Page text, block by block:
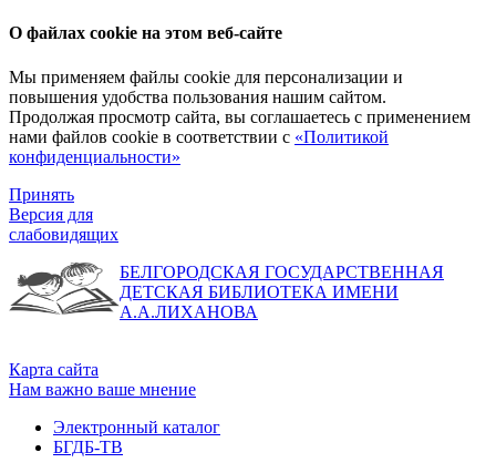
О файлах cookie на этом веб-сайте
Мы применяем файлы cookie для персонализации и
повышения удобства пользования нашим сайтом.
Продолжая просмотр сайта, вы соглашаетесь с применением
нами файлов cookie в соответствии с «Политикой
конфиденциальности»
Принять
Версия для
слабовидящих
БЕЛГОРОДСКАЯ ГОСУДАРСТВЕННАЯ
ДЕТСКАЯ БИБЛИОТЕКА ИМЕНИ
А.А.ЛИХАНОВА
Карта сайта
Нам важно ваше мнение
Электронный каталог
БГДБ-ТВ